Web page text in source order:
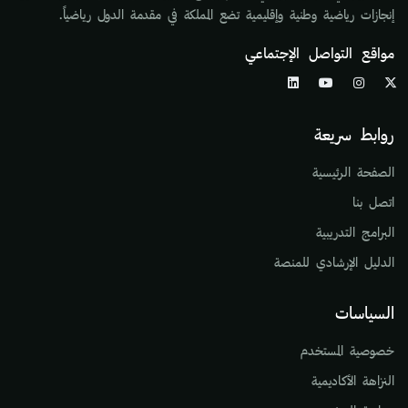
إنجازات رياضية وطنية وإقليمية تضع المملكة في مقدمة الدول رياضياً.
مواقع التواصل الإجتماعي
روابط سريعة
الصفحة الرئيسية
اتصل بنا
البرامج التدريبية
الدليل الإرشادي للمنصة
السياسات
خصوصية المستخدم
النزاهة الأكاديمية